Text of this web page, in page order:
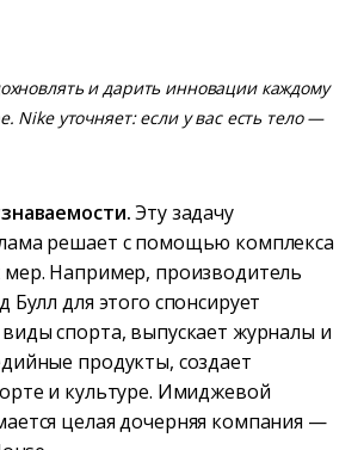
и дарить инновации каждому
Nike уточняет: если у вас есть тело —
Эту задачу
решает с помощью комплекса
Например, производитель
Булл для этого спонсирует
спорта, выпускает журналы и
продукты, создает
и культуре. Имиджевой
целая дочерняя компания —